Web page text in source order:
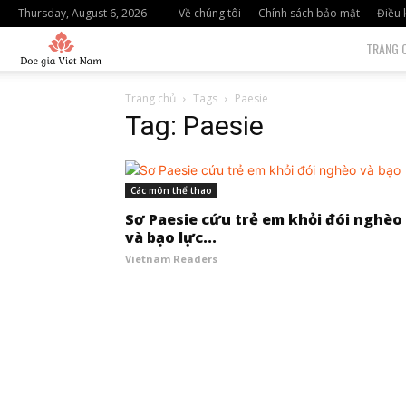
Thursday, August 6, 2026 Về chúng tôi Chính sách bảo mật Điều
nam
TRANG
Trang chủ Tags Paesie
Tag: Paesie
Các môn thể thao
Sơ Paesie cứu trẻ em khỏi đói nghèo
và bạo lực...
Vietnam Readers